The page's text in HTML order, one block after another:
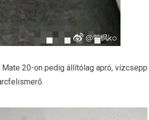
20-on pedig állítólag apró, vízcsepp